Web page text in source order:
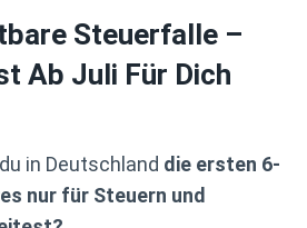
Steuerfalle –
Ab Juli Für Dich
in Deutschland die ersten 6-
nur für Steuern und